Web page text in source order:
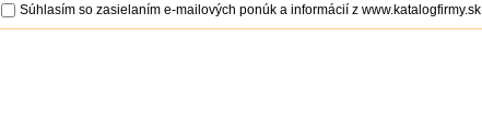
Súhlasím so zasielaním e-mailových ponúk a informácií z www.katalogfirmy.sk